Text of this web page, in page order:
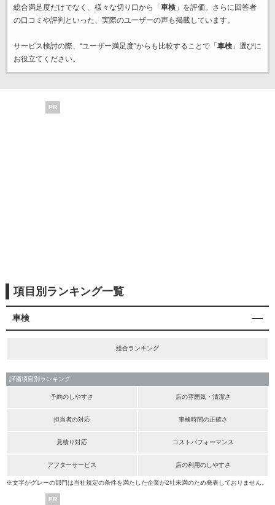
総合満足度だけでなく、様々な切り口から「 車検」を評価。さらに回答者
の口コミや評判といった、実際のユーザーの声も掲載しています。
サービス検討の際、“ユーザー満足度”からも比較することで「 車検」選びに
お役立てください。
PR
項目別ランキング一覧
車検
総合ランキング
評価項目別ランキング
予約のしやすさ 店の雰囲気・清潔さ
担当者の対応 車検時間の正確さ
見積り対応 コストパフォーマンス
アフターサービス 店の利用のしやすさ
※文字がグレーの部門は当社規定の条件を満たした企業が2社未満のため発表しておりません。
PR